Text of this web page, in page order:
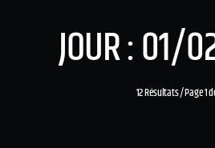
JOUR : 01/
12 Résultats / Page 1